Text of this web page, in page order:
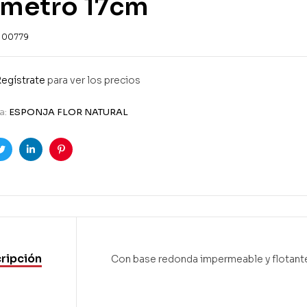
17cm
para ver los precios
ESPONJA FLOR NATURAL
TwitterLinkedinPinterest
Con base redonda impermeable y